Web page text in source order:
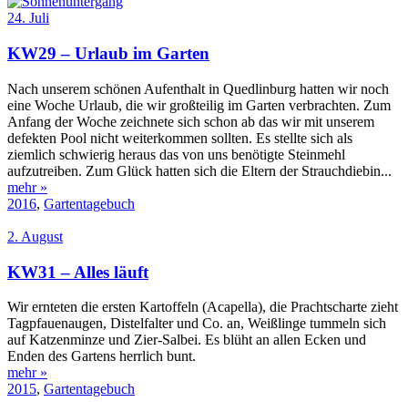
24. Juli
KW29 – Urlaub im Garten
Nach unserem schönen Aufenthalt in Quedlinburg hatten wir noch
eine Woche Urlaub, die wir großteilig im Garten verbrachten. Zum
Anfang der Woche zeichnete sich schon ab das wir mit unserem
defekten Pool nicht weiterkommen sollten. Es stellte sich als
ziemlich schwierig heraus das von uns benötigte Steinmehl
aufzutreiben. Zum Glück hatten sich die Eltern der Strauchdiebin...
mehr »
2016, Gartentagebuch
2. August
KW31 – Alles läuft
Wir ernteten die ersten Kartoffeln (Acapella), die Prachtscharte zieht
Tagpfauenaugen, Distelfalter und Co. an, Weißlinge tummeln sich
auf Katzenminze und Zier-Salbei. Es blüht an allen Ecken und
Enden des Gartens herrlich bunt.
mehr »
2015, Gartentagebuch